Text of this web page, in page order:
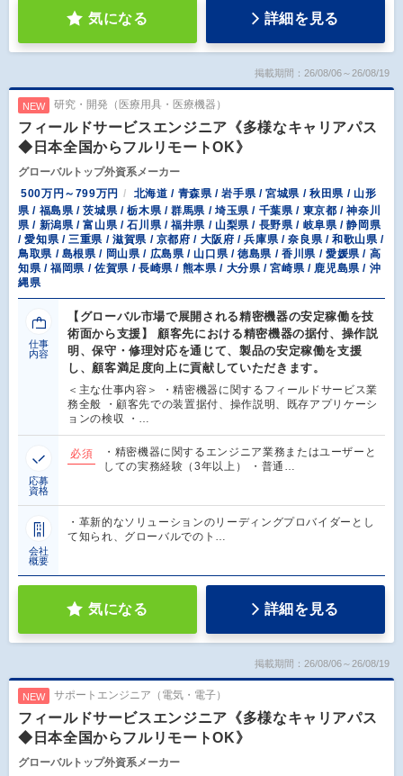
気になる 詳細を見る
掲載期間：26/08/06～26/08/19
NEW 研究・開発（医療用具・医療機器）
フィールドサービスエンジニア《多様なキャリアパス
◆日本全国からフルリモートOK》
グローバルトップ外資系メーカー
500万円～799万円
北海道 / 青森県 / 岩手県 / 宮城県 / 秋田県 / 山形
県 / 福島県 / 茨城県 / 栃木県 / 群馬県 / 埼玉県 / 千葉県 / 東京都 / 神奈川
県 / 新潟県 / 富山県 / 石川県 / 福井県 / 山梨県 / 長野県 / 岐阜県 / 静岡県
/ 愛知県 / 三重県 / 滋賀県 / 京都府 / 大阪府 / 兵庫県 / 奈良県 / 和歌山県 /
鳥取県 / 島根県 / 岡山県 / 広島県 / 山口県 / 徳島県 / 香川県 / 愛媛県 / 高
知県 / 福岡県 / 佐賀県 / 長崎県 / 熊本県 / 大分県 / 宮崎県 / 鹿児島県 / 沖
縄県
仕事
内容
【グローバル市場で展開される精密機器の安定稼働を技
術面から支援】 顧客先における精密機器の据付、操作説
明、保守・修理対応を通じて、製品の安定稼働を支援
し、顧客満足度向上に貢献していただきます。
＜主な仕事内容＞ ・精密機器に関するフィールドサービス業
務全般 ・顧客先での装置据付、操作説明、既存アプリケーシ
ョンの検収 ・…
応募
資格
必須
・精密機器に関するエンジニア業務またはユーザーと
しての実務経験（3年以上） ・普通…
会社
概要
・革新的なソリューションのリーディングプロバイダーとし
て知られ、グローバルでのト…
気になる 詳細を見る
掲載期間：26/08/06～26/08/19
NEW サポートエンジニア（電気・電子）
フィールドサービスエンジニア《多様なキャリアパス
◆日本全国からフルリモートOK》
グローバルトップ外資系メーカー